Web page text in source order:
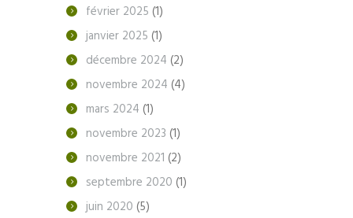
février 2025 (1)
janvier 2025 (1)
décembre 2024 (2)
novembre 2024 (4)
mars 2024 (1)
novembre 2023 (1)
novembre 2021 (2)
septembre 2020 (1)
juin 2020 (5)